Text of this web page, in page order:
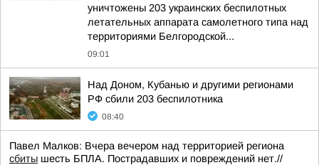
уничтожены 203 украинских беспилотных
летательных аппарата самолетного типа над
территориями Белгородской...
09:01
Над Доном, Кубанью и другими регионами
РФ сбили 203 беспилотника
08:40
Павел Малков: Вчера вечером над территорией региона
сбиты шесть БПЛА. Пострадавших и повреждений нет.//